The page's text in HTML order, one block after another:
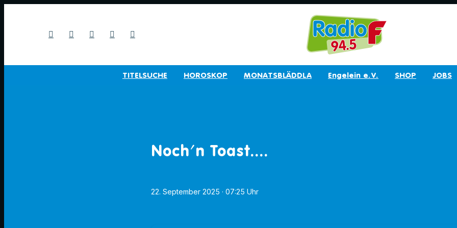
TITELSUCHE HOROSKOP MONATSBLÄDDLA Engelein e.V. SHOP JOBS
Noch'n Toast....
22. September 2025 · 07:25 Uhr